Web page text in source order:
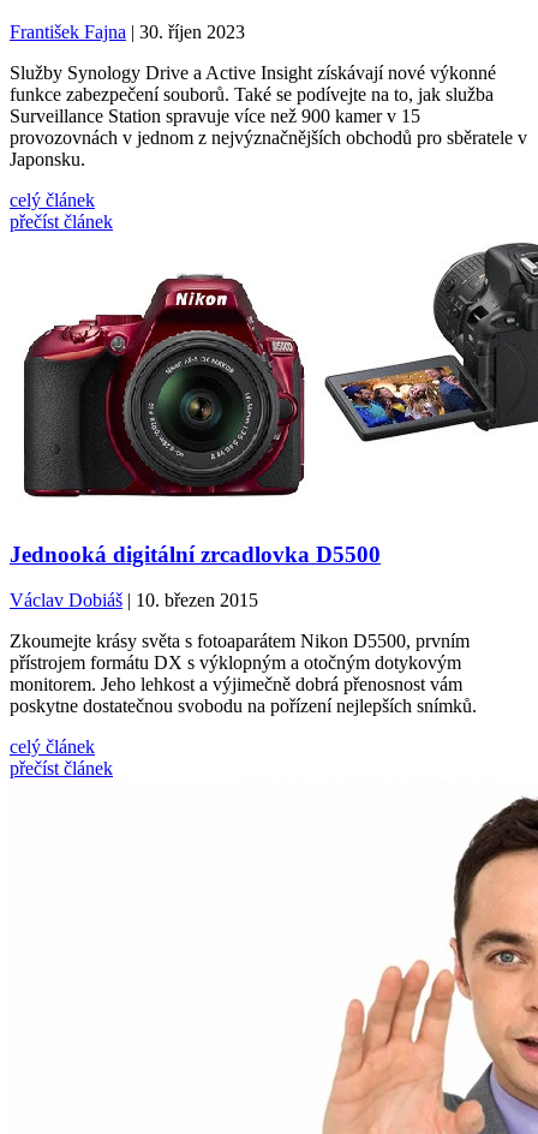
František Fajna | 30. říjen 2023
Služby Synology Drive a Active Insight získávají nové výkonné
funkce zabezpečení souborů. Také se podívejte na to, jak služba
Surveillance Station spravuje více než 900 kamer v 15
provozovnách v jednom z nejvýznačnějších obchodů pro sběratele v
Japonsku.
celý článek
přečíst článek
Jednooká digitální zrcadlovka D5500
Václav Dobiáš | 10. březen 2015
Zkoumejte krásy světa s fotoaparátem Nikon D5500, prvním
přístrojem formátu DX s výklopným a otočným dotykovým
monitorem. Jeho lehkost a výjimečně dobrá přenosnost vám
poskytne dostatečnou svobodu na pořízení nejlepších snímků.
celý článek
přečíst článek